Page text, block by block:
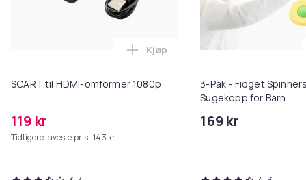
SCART til HDMI-omformer 1080p
119 kr
Tidligere laveste pris: 143 kr
Legg SCART til HDMI-omformer
Kjøp
3-Pak - Fidget
Sugekopp for Barn
169 kr